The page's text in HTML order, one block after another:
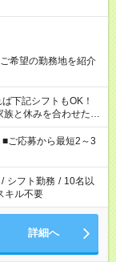
希望の勤務地を紹介
「できれば残業はし
ク希望
と、もう1つのお仕事
は応募できません。
ご応募から最短2～3
/ シフト勤務 / 10名以
キル不要
詳細へ